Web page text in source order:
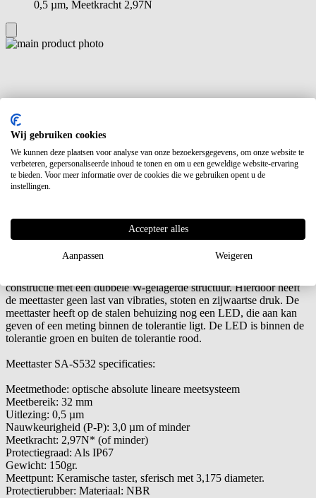
0,5 µm, Meetkracht 2,97N
CITIZEN Meettaster SA-S532,
meetbereik 32mm, Uitlezing 0,5 µm,
Meetkracht 2,97N
Robuste en geavanceerde meettaster van het Japanse CITIZEN. De
SA Serie kenmerkt zich door een absoluut optisch meetsysteem
waardoor altijd de juiste waarde wordt doorgegeven. Bij het
aanschakelen van de spanning kan direct de waarde worden
constructie met een dubbele W-gelagerde structuur. Hierdoor heeft
de meettaster geen last van vibraties, stoten en zijwaartse druk. De
meettaster heeft op de stalen behuizing nog een LED, die aan kan
geven of een meting binnen de tolerantie ligt. De LED is binnen de
tolerantie groen en buiten de tolerantie rood.
Meettaster SA-S532 specificaties:
Meetmethode: optische absolute lineare meetsysteem
Meetbereik: 32 mm
Uitlezing: 0,5 µm
Nauwkeurigheid (P-P): 3,0 µm of minder
Meetkracht: 2,97N* (of minder)
Protectiegraad: Als IP67
Gewicht: 150gr.
Meettpunt: Keramische taster, sferisch met 3,175 diameter.
Protectierubber: Materiaal: NBR
Wij gebruiken cookies
We kunnen deze plaatsen voor analyse van onze bezoekersgegevens, om onze website te
verbeteren, gepersonaliseerde inhoud te tonen en om u een geweldige website-ervaring
te bieden. Voor meer informatie over de cookies die we gebruiken opent u de
instellingen.
Accepteer alles
Aanpassen Weigeren